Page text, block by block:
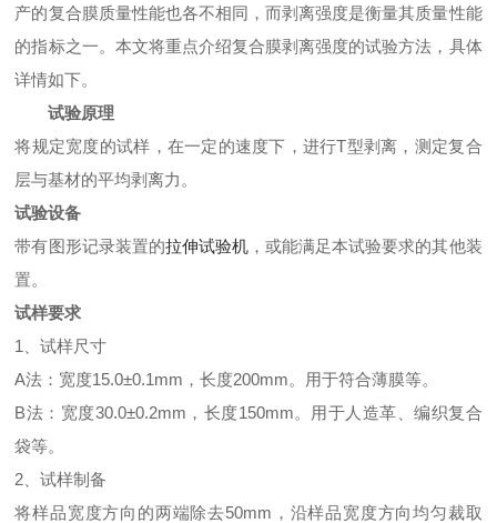
产的复合膜质量性能也各不相同，而剥离强度是衡量其质量性能
的指标之一。本文将重点介绍复合膜剥离强度的试验方法，具体
详情如下。
试验原理
将规定宽度的试样，在一定的速度下，进行T型剥离，测定复合
层与基材的平均剥离力。
试验设备
带有图形记录装置的拉伸试验机 ，或能满足本试验要求的其他装
置。
试样要求
1、试样尺寸
A法：宽度15.0±0.1mm，长度200mm。用于符合薄膜等。
B法：宽度30.0±0.2mm，长度150mm。用于人造革、编织复合
袋等。
2、试样制备
将样品宽度方向的两端除去50mm，沿样品宽度方向均匀裁取